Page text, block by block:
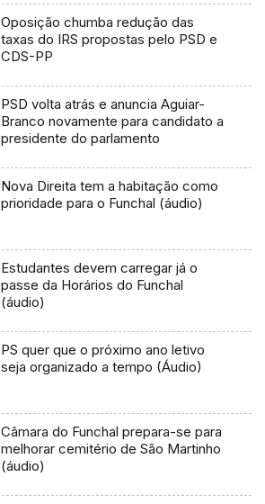
Oposição chumba redução das
taxas do IRS propostas pelo PSD e
CDS-PP
PSD volta atrás e anuncia Aguiar-
Branco novamente para candidato a
presidente do parlamento
Nova Direita tem a habitação como
prioridade para o Funchal (áudio)
Estudantes devem carregar já o
passe da Horários do Funchal
(áudio)
PS quer que o próximo ano letivo
seja organizado a tempo (Áudio)
Câmara do Funchal prepara-se para
melhorar cemitério de São Martinho
(áudio)